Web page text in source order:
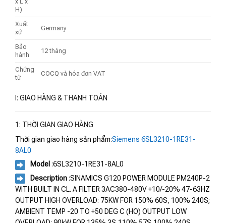
H)
Xuất
xứ
Germany
Bảo
hành
12 tháng
Chứng
từ
COCQ và hóa đơn VAT
I: GIAO HÀNG & THANH TOÁN
1: THỜI GIAN GIAO HÀNG
Thời gian giao hàng sản phẩm:Siemens 6SL3210-1RE31-
8AL0
Model :6SL3210-1RE31-8AL0
Description:SINAMICS G120 POWER MODULE PM240P-2
WITH BUILT IN CL. A FILTER 3AC380-480V +10/-20% 47-63HZ
OUTPUT HIGH OVERLOAD: 75KW FOR 150% 60S, 100% 240S;
AMBIENT TEMP -20 TO +50 DEG C (HO) OUTPUT LOW